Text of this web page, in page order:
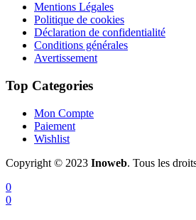
Mentions Légales
Politique de cookies
Déclaration de confidentialité
Conditions générales
Avertissement
Top Categories
Mon Compte
Paiement
Wishlist
Copyright © 2023 Inoweb. Tous les
0
0